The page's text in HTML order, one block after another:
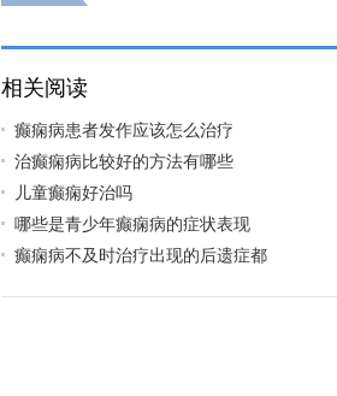
相关阅读
癫痫病患者发作应该怎么治疗
治癫痫病比较好的方法有哪些
儿童癫痫好治吗
哪些是青少年癫痫病的症状表现
癫痫病不及时治疗出现的后遗症都